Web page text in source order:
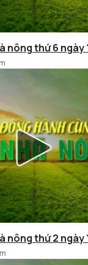
nông thứ 6 ngày
nông thứ 2 ngày